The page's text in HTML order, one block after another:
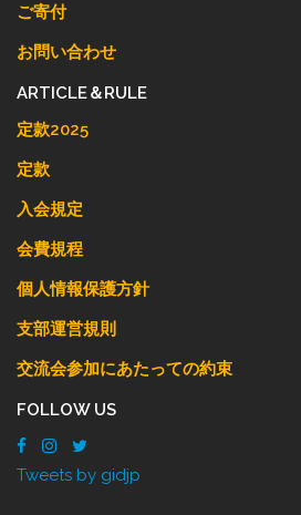
ご寄付
お問い合わせ
ARTICLE＆RULE
定款2025
定款
入会規定
会費規程
個人情報保護方針
支部運営規則
交流会参加にあたっての約束
FOLLOW US
Tweets by gidjp